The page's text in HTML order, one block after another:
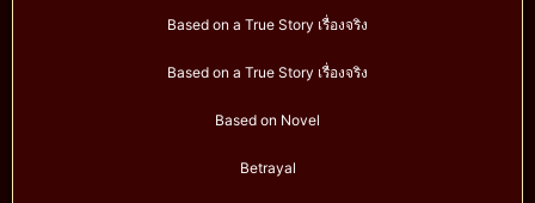
Based on a True Story เรื่องจริง
Based on a True Story เรื่องจริง
Based on Novel
Betrayal